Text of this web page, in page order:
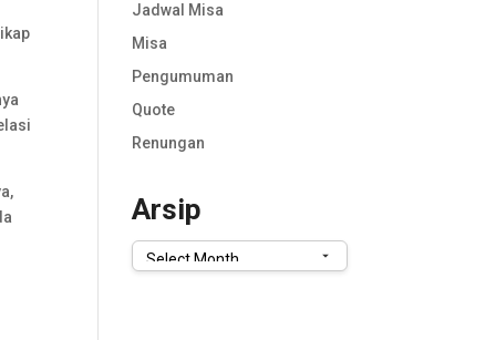
Jadwal Misa
Misa
Pengumuman
Quote
Renungan
Arsip
Arsip